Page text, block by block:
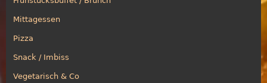
Mittagessen
Pizza
Snack / Imbiss
Vegetarisch & Co